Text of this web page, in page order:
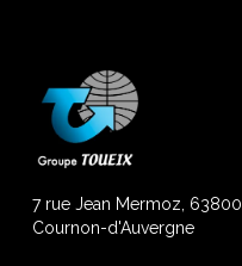
7 rue Jean Mermoz, 63800
Cournon-d'Auvergne